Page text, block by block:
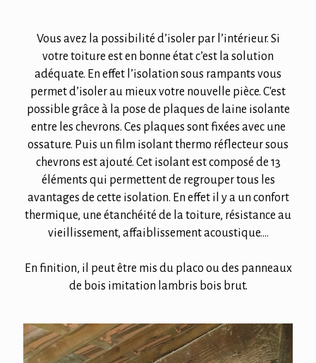
Vous avez la possibilité d’isoler par l’intérieur. Si
votre toiture est en bonne état c’est la solution
adéquate. En effet l’isolation sous rampants vous
permet d’isoler au mieux votre nouvelle pièce. C'est
possible grâce à la pose de plaques de laine isolante
entre les chevrons. Ces plaques sont fixées avec une
ossature. Puis un film isolant thermo réflecteur sous
chevrons est ajouté. Cet isolant est composé de 13
éléments qui permettent de regrouper tous les
avantages de cette isolation. En effet il y a un confort
thermique, une étanchéité de la toiture, résistance au
vieillissement, affaiblissement acoustique….
En finition, il peut être mis du placo ou des panneaux
de bois imitation lambris bois brut.